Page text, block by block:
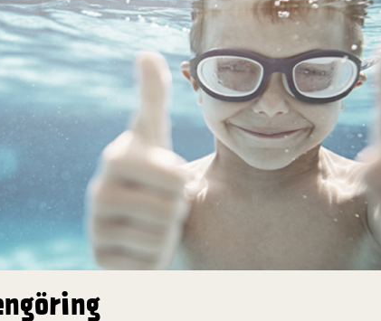
cm
79 cm
cm (Sida: 44 cm, nackstöd: 23 cm)